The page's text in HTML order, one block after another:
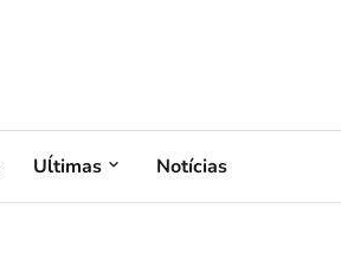
Uĺtimas Notícias